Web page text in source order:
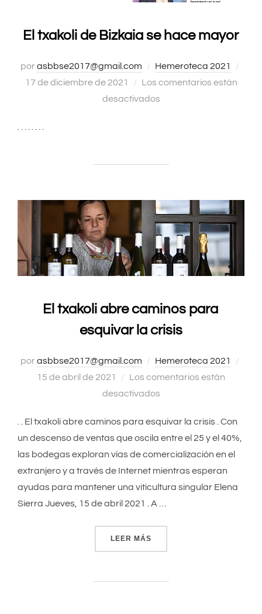
El txakoli de Bizkaia se hace mayor
porasbbse2017@gmail.com Hemeroteca 2021
17 de diciembre de 2021
Los comentarios están
desactivados
El txakoli abre caminos para
esquivar la crisis
porasbbse2017@gmail.com Hemeroteca 2021
15 de abril de 2021
Los comentarios están
desactivados
. . El txakoli abre caminos para esquivar la crisis . Con
un descenso de ventas que oscila entre el 25 y el 40%,
las bodegas exploran vías de comercialización en el
extranjero y a través de Internet mientras esperan
ayudas para mantener una viticultura singular Elena
Sierra Jueves, 15 de abril 2021 . A …
LEER MÁS